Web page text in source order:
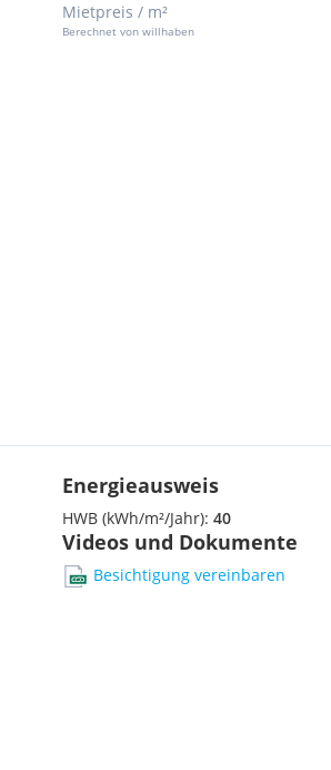
Mietpreis / m²
Berechnet von willhaben
Energieausweis
HWB (kWh/m²/Jahr): 40
Videos und Dokumente
Besichtigung vereinbaren